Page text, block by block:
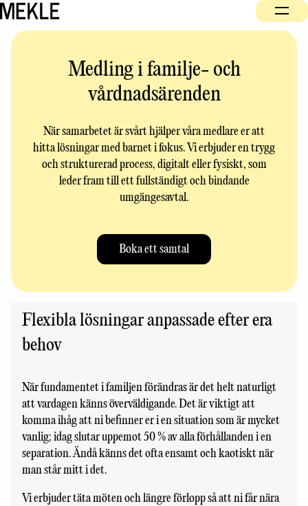
Så här fungerar det
Vilka ärenden löser vi
Registrera ärende
Kontakta oss
Medling i familje- och
vårdnadsärenden
När samarbetet är svårt hjälper våra medlare er att
hitta lösningar med barnet i fokus. Vi erbjuder en trygg
och strukturerad process, digitalt eller fysiskt, som
leder fram till ett fullständigt och bindande
umgängesavtal.
Boka ett samtal
Flexibla lösningar anpassade efter era
behov
När fundamentet i familjen förändras är det helt naturligt
att vardagen känns överväldigande. Det är viktigt att
komma ihåg att ni befinner er i en situation som är mycket
vanlig; idag slutar uppemot 50 % av alla förhållanden i en
separation. Ändå känns det ofta ensamt och kaotiskt när
man står mitt i det.
Vi erbjuder täta möten och längre förlopp så att ni får nära